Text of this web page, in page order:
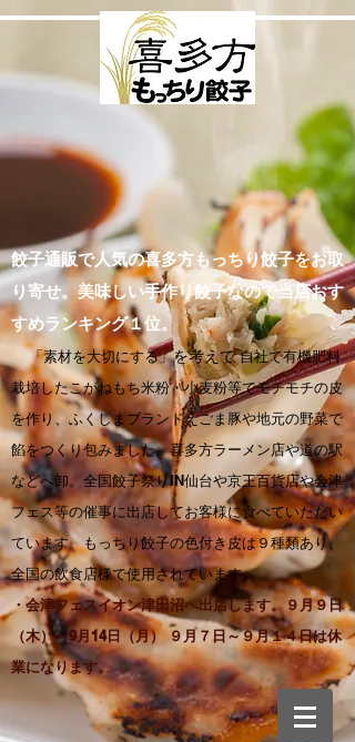
餃子通販で人気の喜多方もっちり餃子をお取
り寄せ。美味しい手作り餃子なので当店おす
すめランキング１位。
「素材を大切にする」を考えて自社で有機肥料
栽培したこがねもち米粉・小麦粉等でモチモチの皮
を作り、ふくしまブランドえごま豚や地元の野菜で
餡をつくり包みました。喜多方ラーメン店や道の駅
などへ卸。全国餃子祭りIN仙台や京王百貨店や会津
フェス等の催事に出店してお客様に食べていただい
ています。もっちり餃子の色付き皮は９種類あり、
全国の飲食店様で使用されています。
・会津フェスイオン津田沼へ出店します。９月９日
（木）～9月14日（月） ９月７日～９月１４日は休
業になります。